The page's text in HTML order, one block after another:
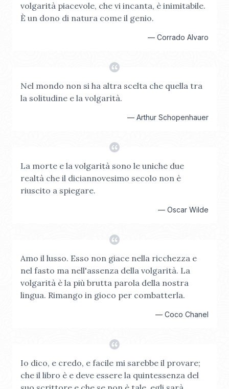
volgarità piacevole, che vi incanta, è inimitabile.
È un dono di natura come il genio.
— Corrado Alvaro
Nel mondo non si ha altra scelta che quella tra
la solitudine e la volgarità.
— Arthur Schopenhauer
La morte e la volgarità sono le uniche due
realtà che il diciannovesimo secolo non è
riuscito a spiegare.
— Oscar Wilde
Amo il lusso. Esso non giace nella ricchezza e
nel fasto ma nell'assenza della volgarità. La
volgarità è la più brutta parola della nostra
lingua. Rimango in gioco per combatterla.
— Coco Chanel
Io dico, e credo, e facile mi sarebbe il provare;
che il libro è e deve essere la quintessenza del